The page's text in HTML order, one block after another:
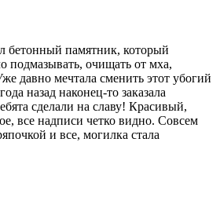
бетонный памятник, который
очищать от мха,
давно мечтала сменить этот убогий
назад наконец-то заказала
сделали на славу! Красивый,
все надписи четко видно. Совсем
и все, могилка стала